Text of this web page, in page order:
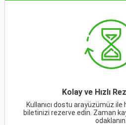
Kolay ve Hızlı
Kullanıcı dostu arayüzümüz ile
biletinizi rezerve edin. Zaman
odaklanın.